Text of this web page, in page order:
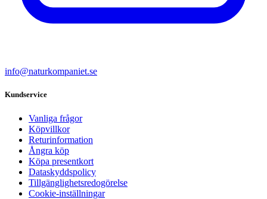
info@naturkompaniet.se
Kundservice
Vanliga frågor
Köpvillkor
Returinformation
Ångra köp
Köpa presentkort
Dataskyddspolicy
Tillgänglighetsredogörelse
Cookie-inställningar